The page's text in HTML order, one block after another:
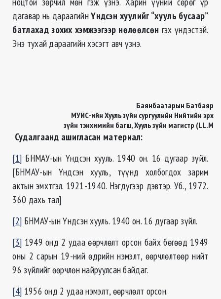
дагавар нь дараагийнҮндсэн хуулийг “хууль бусаар”
батлахад зохих хэмжээгээр нөлөөлсөн гэх үндэстэй.
Энэ тухай дараагийн хэсэгт авч үзнэ.
Баянбаатарын Батбаяр
МУИС-ийн Хууль зүйн сургуулийн Нийтийн эрх
зүйн тэнхимийн багш, Хууль зүйн магистр (LL.M
Судалгаанд ашигласан материал:
[1] БНМАУ-ын Үндсэн хууль. 1940 он. 16 дугаар зүйл.
[БНМАУ-ын Үндсэн хууль, түүнд холбогдох зарим
актын эмхтгэл. 1921-1940. Нэгдүгээр дэвтэр. Уб., 1972.
360 дахь тал]
[2] БНМАУ-ын Үндсэн хууль. 1940 он. 16 дугаар зүйл.
[3] 1949 онд 2 удаа өөрчлөлт орсон байх бөгөөд 1949
оны 2 сарын 19-ний өдрийн нэмэлт, өөрчлөлтөөр нийт
96 зүйлийг өөрчлөн найруулсан байдаг.
[4] 1956 онд 2 удаа нэмэлт, өөрчлөлт орсон.